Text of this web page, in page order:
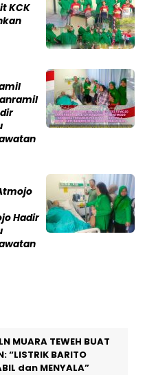
KCK
Hadir
MUARA TEWEH BUAT
“LISTRIK BARITO
dan MENYALA”